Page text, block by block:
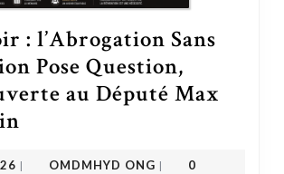
: l’Abrogation Sans
Pose Question,
au Député Max
7 mai 2026
| OMDMHYD ONG |
0